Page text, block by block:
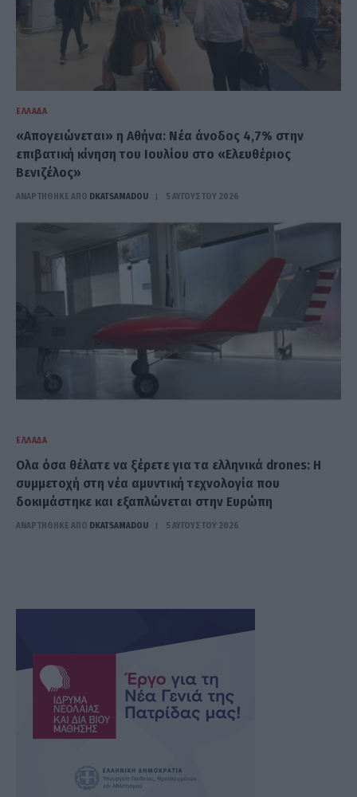
ΕΛΛΆΔΑ
«Απογειώνεται» η Αθήνα: Νέα άνοδος 4,7% στην
επιβατική κίνηση του Ιουλίου στο «Ελευθέριος
Βενιζέλος»
ΑΝΑΡΤΗΘΗΚΕ ΑΠΟ DKATSAMADOU 5 ΑΥΓΟΎΣΤΟΥ 2026
ΕΛΛΆΔΑ
Ολα όσα θέλατε να ξέρετε για τα ελληνικά drones: Η
συμμετοχή στη νέα αμυντική τεχνολογία που
δοκιμάστηκε και εξαπλώνεται στην Ευρώπη
ΑΝΑΡΤΗΘΗΚΕ ΑΠΟ DKATSAMADOU 5 ΑΥΓΟΎΣΤΟΥ 2026